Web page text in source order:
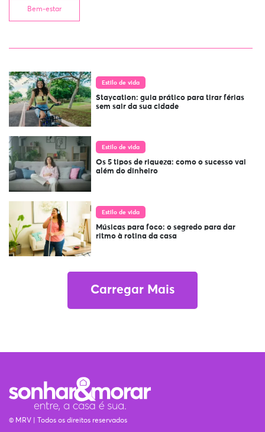
Bem-estar
Estilo de vida
Staycation: guia prático para tirar férias
sem sair da sua cidade
Estilo de vida
Os 5 tipos de riqueza: como o sucesso vai
além do dinheiro
Estilo de vida
Músicas para foco: o segredo para dar
ritmo à rotina da casa
Carregar Mais
© MRV | Todos os direitos reservados